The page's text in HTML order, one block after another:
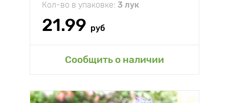
Кол-во в упаковке: 3 лук
21.99 руб
Сообщить о наличии